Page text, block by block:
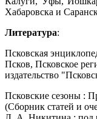
Хабаровска и
Литература:
Псковская
Псков, Псковское
издательство
Псковские сезоны :
(Сборник статей и